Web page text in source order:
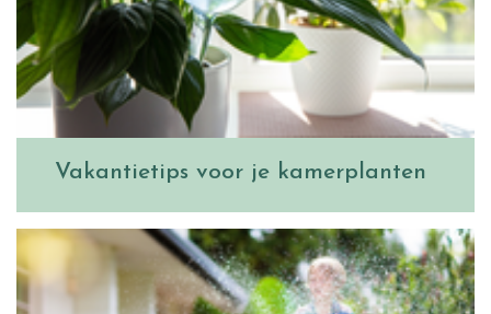
Vakantietips voor je kamerplanten